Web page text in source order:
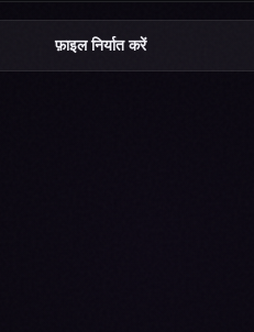
फ़ाइल निर्यात करें